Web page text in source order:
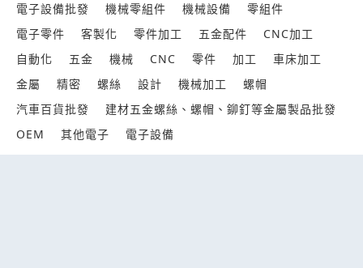
電子設備批發
機械零組件 機械設備
零組件
電子零件
客製化 零件加工 五金配件
CNC加工
自動化
五金 機械 CNC 零件 加工
車床加工
金屬
精密 螺絲 設計 機械加工
螺帽
汽車百貨批發
建材五金螺絲、螺帽、鉚釘等金屬製品批發
OEM
其他電子 電子設備